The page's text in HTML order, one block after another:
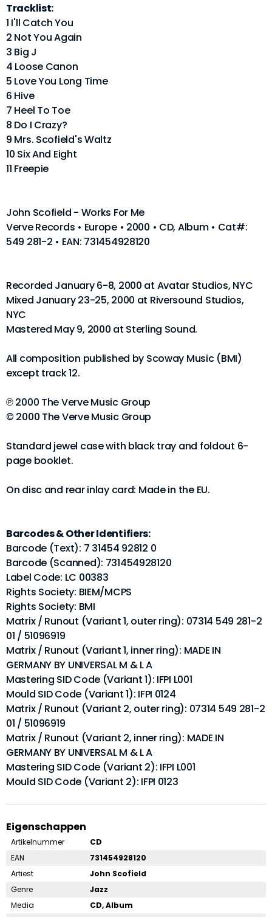
Tracklist:
1 I'll Catch You
2 Not You Again
3 Big J
4 Loose Canon
5 Love You Long Time
6 Hive
7 Heel To Toe
8 Do I Crazy?
9 Mrs. Scofield's Waltz
10 Six And Eight
11 Freepie
John Scofield - Works For Me
Verve Records • Europe • 2000 • CD, Album • Cat#:
549 281-2 • EAN: 731454928120
Recorded January 6-8, 2000 at Avatar Studios, NYC
Mixed January 23-25, 2000 at Riversound Studios,
NYC
Mastered May 9, 2000 at Sterling Sound.
All composition published by Scoway Music (BMI)
except track 12.
℗ 2000 The Verve Music Group
© 2000 The Verve Music Group
Standard jewel case with black tray and foldout 6-
page booklet.
On disc and rear inlay card: Made in the EU.
Barcodes & Other Identifiers:
Barcode (Text): 7 31454 92812 0
Barcode (Scanned): 731454928120
Label Code: LC 00383
Rights Society: BIEM/MCPS
Rights Society: BMI
Matrix / Runout (Variant 1, outer ring): 07314 549 281-2
01 / 51096919
Matrix / Runout (Variant 1, inner ring): MADE IN
GERMANY BY UNIVERSAL M & L A
Mastering SID Code (Variant 1): IFPI L001
Mould SID Code (Variant 1): IFPI 0124
Matrix / Runout (Variant 2, outer ring): 07314 549 281-2
01 / 51096919
Matrix / Runout (Variant 2, inner ring): MADE IN
GERMANY BY UNIVERSAL M & L A
Mastering SID Code (Variant 2): IFPI L001
Mould SID Code (Variant 2): IFPI 0123
Eigenschappen
Artikelnummer
CD
EAN
731454928120
Artiest
John Scofield
Genre
Jazz
Media
CD, Album